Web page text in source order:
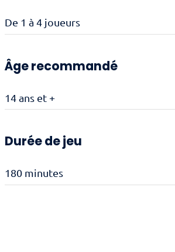
De 1 à 4 joueurs
Âge recommandé
14 ans et +
Durée de jeu
180 minutes